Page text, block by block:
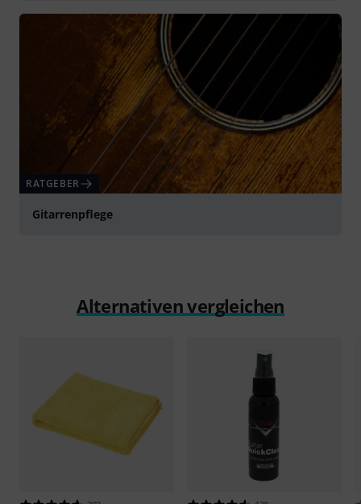
RATGEBER
Gitarrenpflege
Alternativen vergleichen